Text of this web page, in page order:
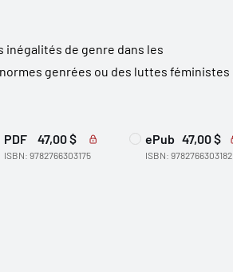
inégalités de genre dans les
genrées ou des luttes féministes
PDF 47,00 $
ISBN: 9782766303175
ePub 47,00 $
ISBN: 9782766303182